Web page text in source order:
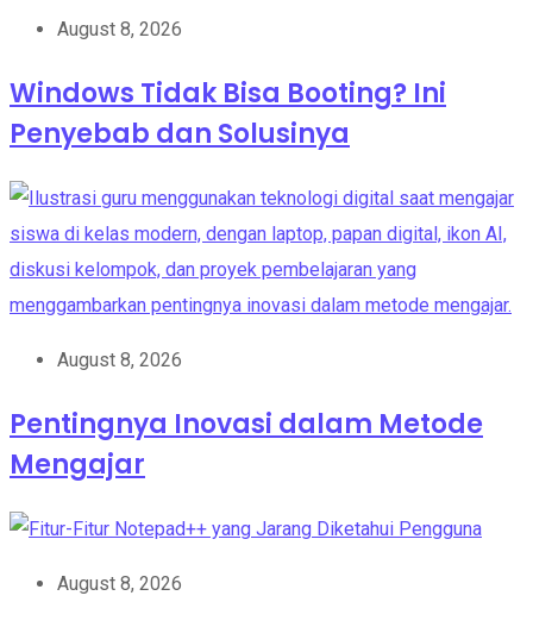
August 8, 2026
Windows Tidak Bisa Booting? Ini
Penyebab dan Solusinya
August 8, 2026
Pentingnya Inovasi dalam Metode
Mengajar
August 8, 2026